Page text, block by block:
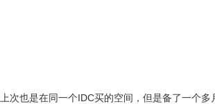
上次也是在同一个IDC买的空间，但是备了一个多